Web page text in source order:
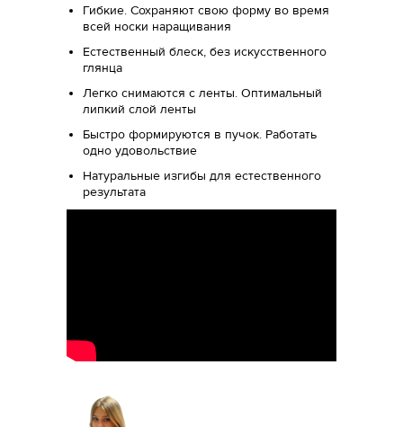
Гибкие. Сохраняют свою форму во время
всей носки наращивания
Естественный блеск, без искусственного
глянца
Легко снимаются с ленты. Оптимальный
липкий слой ленты
Быстро формируются в пучок. Работать
одно удовольствие
Натуральные изгибы для естественного
результата